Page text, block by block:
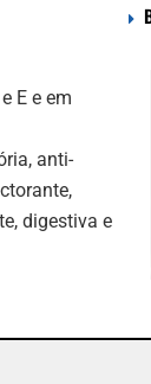
E e em
anti-
digestiva e